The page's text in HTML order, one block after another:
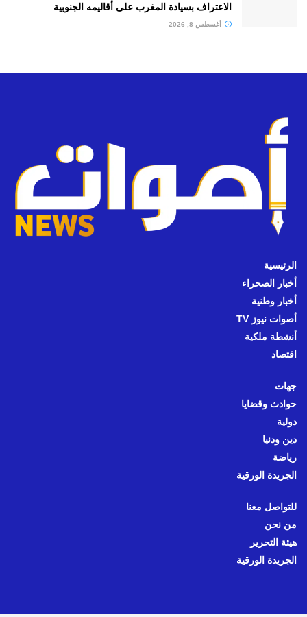
الاعتراف بسيادة المغرب على أقاليمه الجنوبية
أغسطس 8, 2026
الرئيسية
أخبار الصحراء
أخبار وطنية
أصوات نيوز TV
أنشطة ملكية
اقتصاد
جهات
حوادث وقضايا
دولية
دين ودنيا
رياضة
الجريدة الورقية
للتواصل معنا
من نحن
هيئة التحرير
الجريدة الورقية